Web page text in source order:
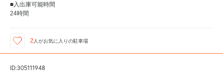
■入出庫可能時間
24時間
2 人がお気に入りの駐車場
ID:305111948